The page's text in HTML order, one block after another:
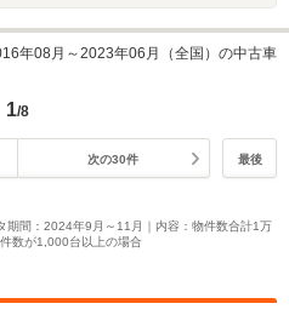
年08月～2023年06月（全国）の中古車
1/8
次の30件 最後
期間：2024年9月～11月｜内容：物件数合計1万
数が1,000台以上の場合